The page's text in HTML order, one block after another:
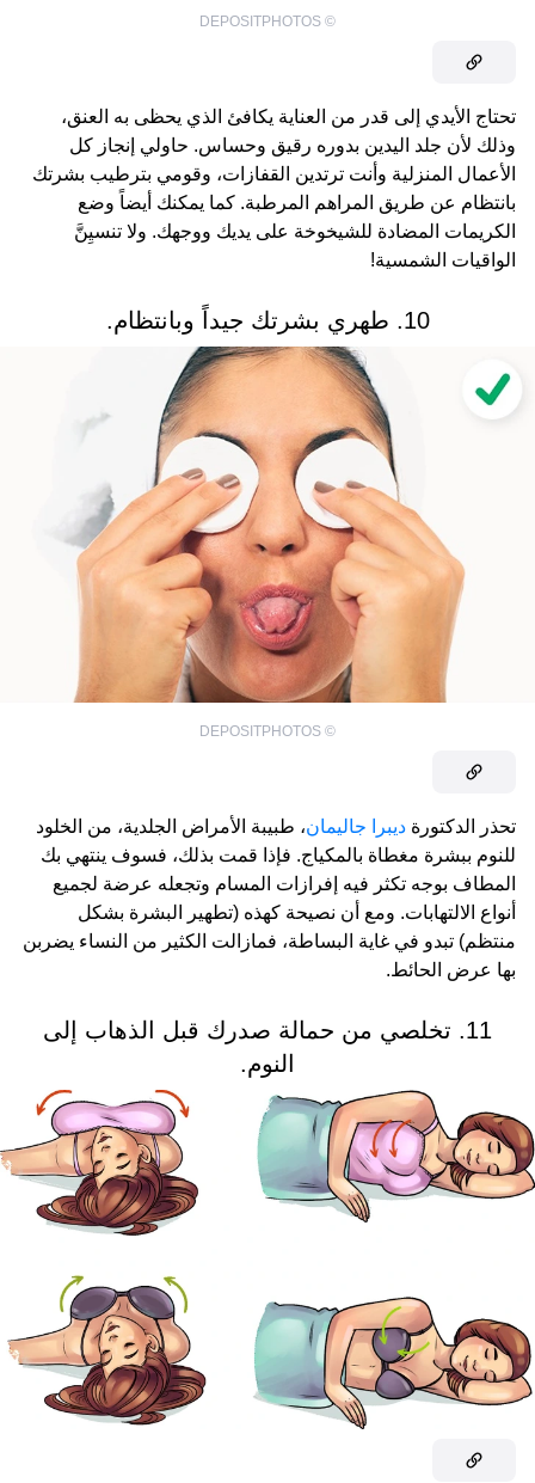
©
DEPOSITPHOTOS
تحتاج الأيدي إلى قدر من العناية يكافئ الذي يحظى به العنق،
وذلك لأن جلد اليدين بدوره رقيق وحساس. حاولي إنجاز كل
الأعمال المنزلية وأنت ترتدين القفازات، وقومي بترطيب بشرتك
بانتظام عن طريق المراهم المرطبة. كما يمكنك أيضاً وضع
الكريمات المضادة للشيخوخة على يديك ووجهك. ولا تنسيِنَّ
الواقيات الشمسية!
10. طهري بشرتك جيداً وبانتظام.
©
DEPOSITPHOTOS
تحذر الدكتورة ديبرا جاليمان، طبيبة الأمراض الجلدية، من الخلود
للنوم ببشرة مغطاة بالمكياج. فإذا قمت بذلك، فسوف ينتهي بك
المطاف بوجه تكثر فيه إفرازات المسام وتجعله عرضة لجميع
أنواع الالتهابات. ومع أن نصيحة كهذه (تطهير البشرة بشكل
منتظم) تبدو في غاية البساطة، فمازالت الكثير من النساء يضربن
بها عرض الحائط.
11. تخلصي من حمالة صدرك قبل الذهاب إلى
النوم.